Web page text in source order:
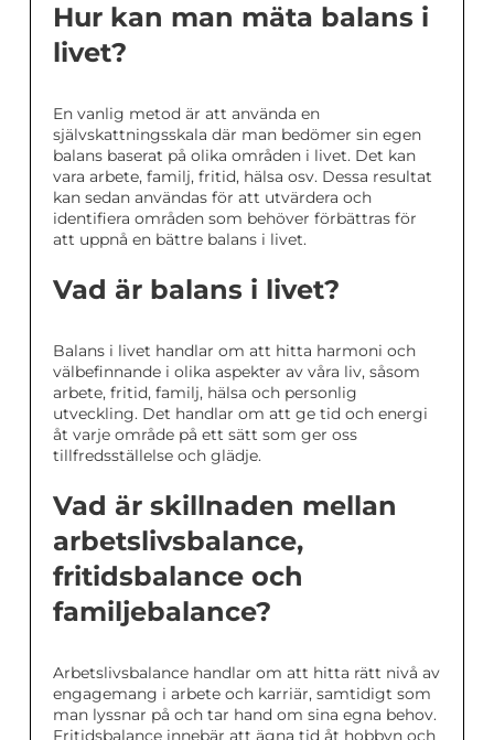
Hur kan man mäta balans i
livet?
En vanlig metod är att använda en
självskattningsskala där man bedömer sin egen
balans baserat på olika områden i livet. Det kan
vara arbete, familj, fritid, hälsa osv. Dessa resultat
kan sedan användas för att utvärdera och
identifiera områden som behöver förbättras för
att uppnå en bättre balans i livet.
Vad är balans i livet?
Balans i livet handlar om att hitta harmoni och
välbefinnande i olika aspekter av våra liv, såsom
arbete, fritid, familj, hälsa och personlig
utveckling. Det handlar om att ge tid och energi
åt varje område på ett sätt som ger oss
tillfredsställelse och glädje.
Vad är skillnaden mellan
arbetslivsbalance,
fritidsbalance och
familjebalance?
Arbetslivsbalance handlar om att hitta rätt nivå av
engagemang i arbete och karriär, samtidigt som
man lyssnar på och tar hand om sina egna behov.
Fritidsbalance innebär att ägna tid åt hobbyn och